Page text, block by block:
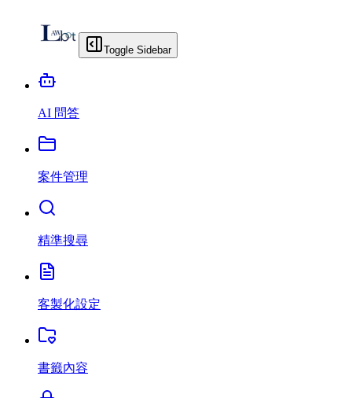
Toggle Sidebar
AI 問答
案件管理
精準搜尋
客製化設定
書籤內容